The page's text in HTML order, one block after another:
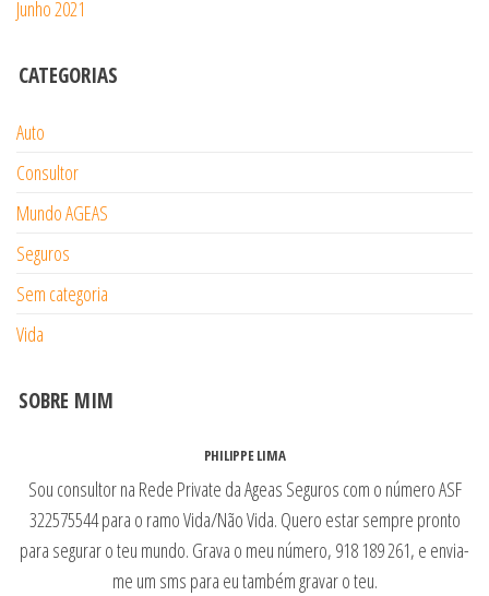
Junho 2021
CATEGORIAS
Auto
Consultor
Mundo AGEAS
Seguros
Sem categoria
Vida
SOBRE MIM
PHILIPPE LIMA
Sou consultor na Rede Private da Ageas Seguros com o número ASF
322575544 para o ramo Vida/Não Vida. Quero estar sempre pronto
para segurar o teu mundo. Grava o meu número, 918 189 261, e envia-
me um sms para eu também gravar o teu.